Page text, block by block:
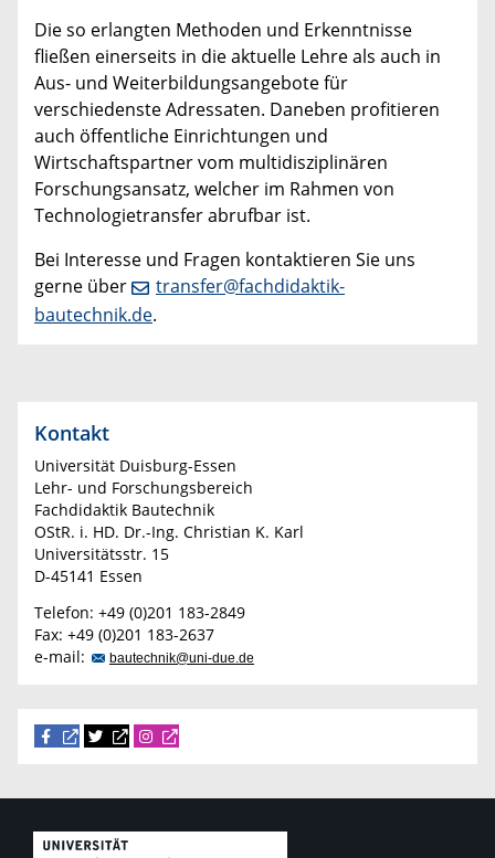
Die so erlangten Methoden und Erkenntnisse
fließen einerseits in die aktuelle Lehre als auch in
Aus- und Weiterbildungsangebote für
verschiedenste Adressaten. Daneben profitieren
auch öffentliche Einrichtungen und
Wirtschaftspartner vom multidisziplinären
Forschungsansatz, welcher im Rahmen von
Technologietransfer abrufbar ist.
Bei Interesse und Fragen kontaktieren Sie uns
gerne über
transfer@fachdidaktik-
bautechnik.de.
Kontakt
Universität Duisburg-Essen
Lehr- und Forschungsbereich
Fachdidaktik Bautechnik
OStR. i. HD. Dr.-Ing. Christian K. Karl
Universitätsstr. 15
D-45141 Essen
Telefon: +49 (0)201 183-2849
Fax: +49 (0)201 183-2637
e-mail:
bautechnik@uni-due.de